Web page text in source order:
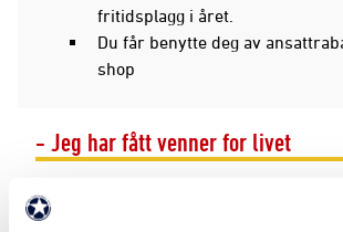
fritidsplagg i året.
Du får benytte deg av
shop
- Jeg har fått venner for livet
Les hvorfor du bør bli frivillig
VIDEO